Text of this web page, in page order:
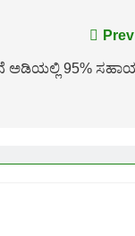
ಅಡಿಯಲ್ಲಿ 95%